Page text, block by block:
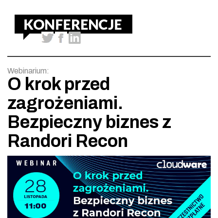
Webinarium:
O krok przed
zagrożeniami.
Bezpieczny biznes z
Randori Recon